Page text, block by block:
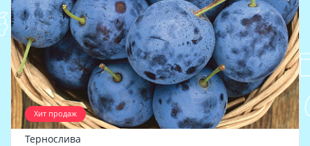
Хит продаж
Тернослива